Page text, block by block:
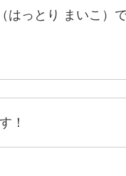
はっとり まいこ）
！